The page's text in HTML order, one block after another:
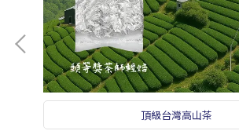
頂級台灣高山茶